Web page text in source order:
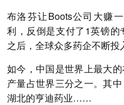
布洛芬让Boots公司大赚
利，反倒是支付了1英镑
之后，全球众多药企不断投
如今，中国是世界上最大
产量占世界三分之一。其
湖北的亨迪药业……